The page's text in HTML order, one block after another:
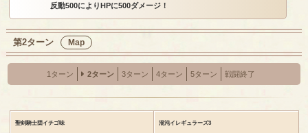
反動500によりHPに500ダメージ！
第2ターン Map
1ターン 2ターン 3ターン 4ターン 5ターン 戦闘終了
聖剣騎士団イチゴ味 混沌イレギュラーズ3